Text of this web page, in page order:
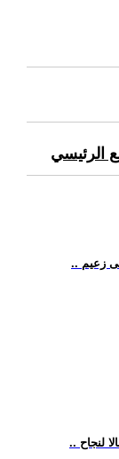
الرئيسي
زعيم
لنجاح